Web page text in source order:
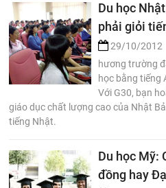
Du học
phải giỏi
29/10/2012
hương trường
học bằng tiếng
Với G30, bạn
giáo dục chất lượng cao của Nhật
tiếng Nhật.
Du học Mỹ:
đồng hay